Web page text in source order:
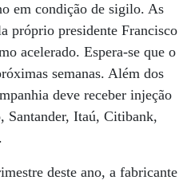
em condição de sigilo. As
próprio presidente Francisco
acelerado. Espera-se que o
semanas. Além dos
deve receber injeção
Santander, Itaú, Citibank,
deste ano, a fabricante